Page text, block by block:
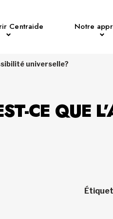
Centraide Notre
universelle?
CE QUE